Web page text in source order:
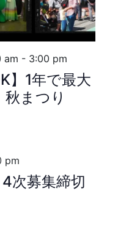
】1年で最大
まつり
am - 3:00 pm
4次募集締切
pm